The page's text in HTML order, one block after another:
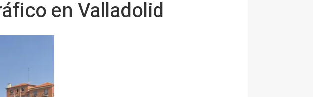
en Valladolid